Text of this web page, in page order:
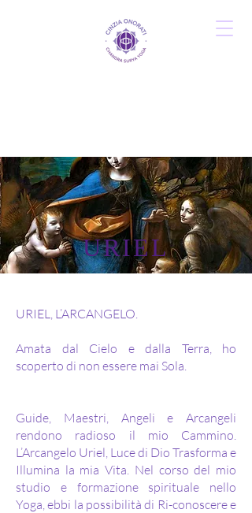
URIEL
URIEL, L’ARCANGELO.
Amata dal Cielo e dalla Terra, ho
scoperto di non essere mai Sola.
Guide, Maestri, Angeli e Arcangeli
rendono radioso il mio Cammino.
L’Arcangelo Uriel, Luce di Dio Trasforma e
Illumina la mia Vita. Nel corso del mio
studio e formazione spirituale nello
Yoga, ebbi la possibilità di Ri-conoscere e